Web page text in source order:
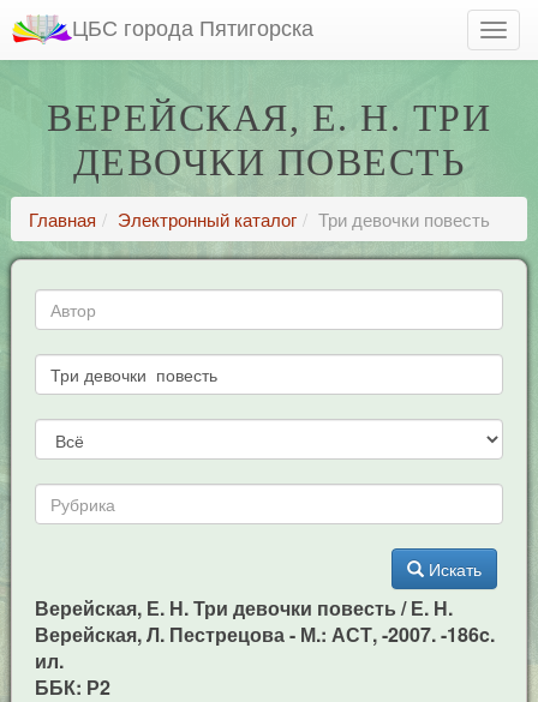
ЦБС города Пятигорска
ВЕРЕЙСКАЯ, Е. Н. ТРИ
ДЕВОЧКИ ПОВЕСТЬ
Главная Электронный каталог Три девочки повесть
Искать
Верейская, Е. Н. Три девочки повесть / Е. Н.
Верейская, Л. Пестрецова - М.: АСТ, -2007. -186c.
ил.
ББК: Р2